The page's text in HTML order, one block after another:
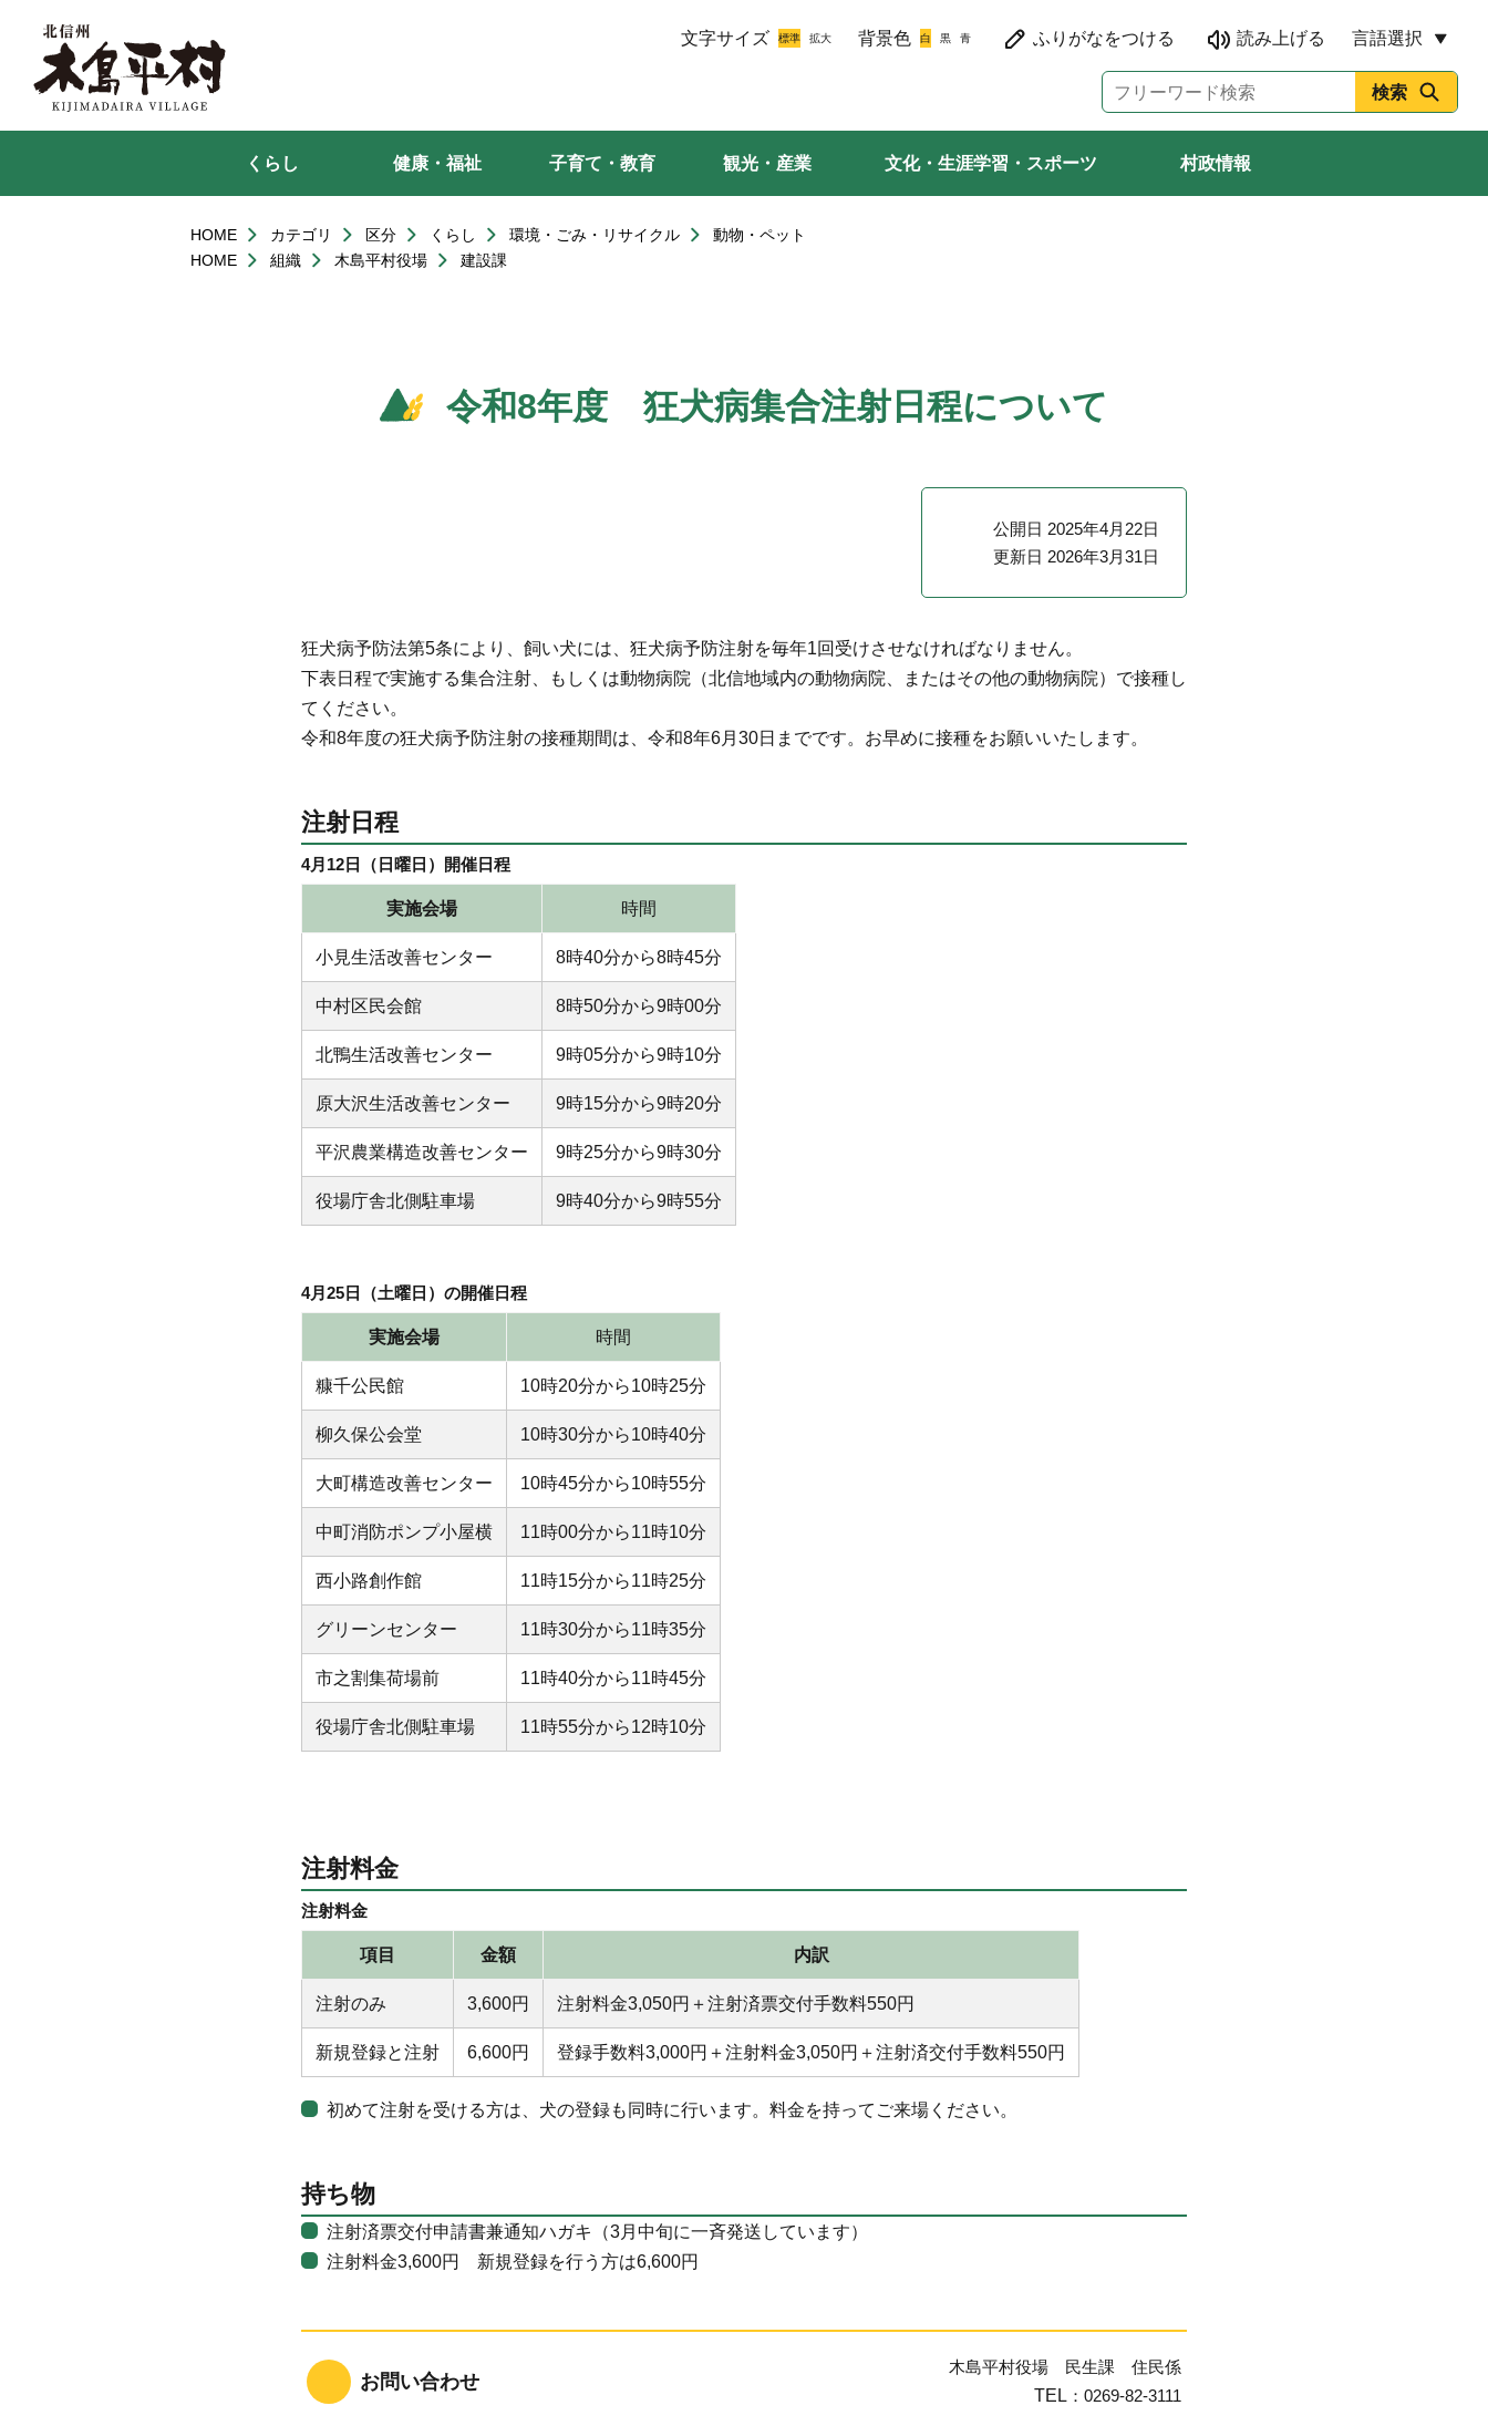
文字サイズ 背景色 言語選択
くらし 健康・福祉 子育て・教育 観光・産業 文化・生涯学習・スポーツ 村政情報
HOME カテゴリ 区分 くらし 環境・ごみ・リサイクル
動物・ペット
HOME
組織 木島平村役場 建設課
令和8年度 狂犬病集合注射日程について
公開日 2025年4月22日
更新日 2026年3月31日
狂犬病予防法第5条により、飼い犬には、狂犬病予防注射を毎年1回受けさせなければなりません。
下表日程で実施する集合注射、もしくは動物病院（北信地域内の動物病院、またはその他の動物病院）で接種し
てください。
令和8年度の狂犬病予防注射の接種期間は、令和8年6月30日までです。お早めに接種をお願いいたします。
注射日程
4月12日（日曜日）開催日程
実施会場 時間
小見生活改善センター 8時40分から8時45分
中村区民会館 8時50分から9時00分
北鴨生活改善センター 9時05分から9時10分
原大沢生活改善センター 9時15分から9時20分
平沢農業構造改善センター 9時25分から9時30分
役場庁舎北側駐車場 9時40分から9時55分
4月25日（土曜日）の開催日程
実施会場 時間
糠千公民館 10時20分から10時25分
柳久保公会堂 10時30分から10時40分
大町構造改善センター 10時45分から10時55分
中町消防ポンプ小屋横 11時00分から11時10分
西小路創作館 11時15分から11時25分
グリーンセンター 11時30分から11時35分
市之割集荷場前 11時40分から11時45分
役場庁舎北側駐車場 11時55分から12時10分
注射料金
注射料金
項目 金額 内訳
注射のみ 3,600円 注射料金3,050円＋注射済票交付手数料550円
新規登録と注射 6,600円 登録手数料3,000円＋注射料金3,050円＋注射済交付手数料550円
初めて注射を受ける方は、犬の登録も同時に行います。料金を持ってご来場ください。
持ち物
注射済票交付申請書兼通知ハガキ（3月中旬に一斉発送しています）
注射料金3,600円 新規登録を行う方は6,600円
お問い合わせ
木島平村役場 民生課 住民係
TEL ：0269-82-3111